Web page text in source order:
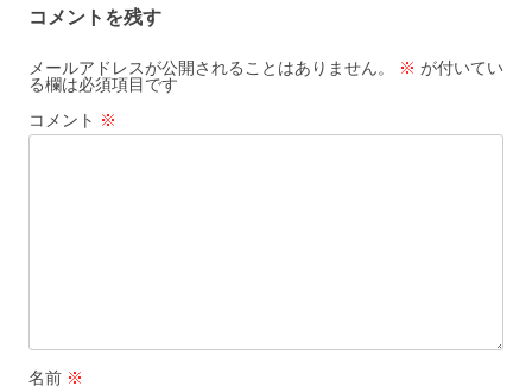
ビ
ゲ
ー
シ
コメントを残す
メールアドレスが公開されることはありません。 ※ が付いてい
る欄は必須項目です
コメント ※
名前 ※